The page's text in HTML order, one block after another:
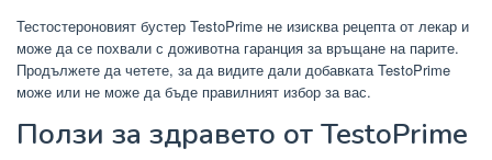
Тестостероновият бустер TestoPrime не изисква рецепта от лекар и
може да се похвали с доживотна гаранция за връщане на парите.
Продължете да четете, за да видите дали добавката TestoPrime
може или не може да бъде правилният избор за вас.
Ползи за здравето от TestoPrime